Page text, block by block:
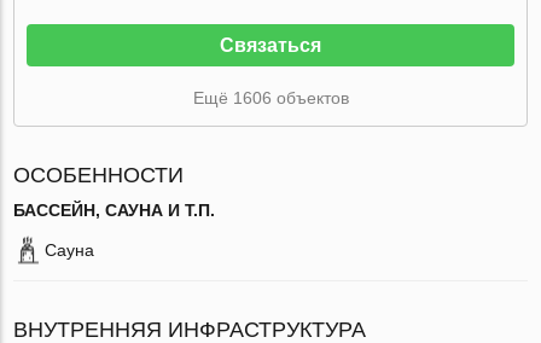
Связаться
Ещё 1606 объектов
ОСОБЕННОСТИ
БАССЕЙН, САУНА И Т.П.
Сауна
ВНУТРЕННЯЯ ИНФРАСТРУКТУРА